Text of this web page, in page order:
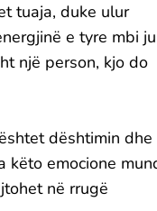
tuaja, duke ulur
e tyre mbi
një person, kjo do
dështimin dhe
këto emocione
në rrugë